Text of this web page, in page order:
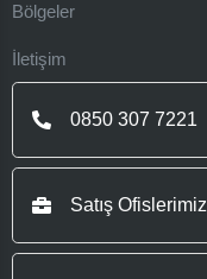
Bölgeler
İletişim
0850 307 7221
Satış Ofislerimiz